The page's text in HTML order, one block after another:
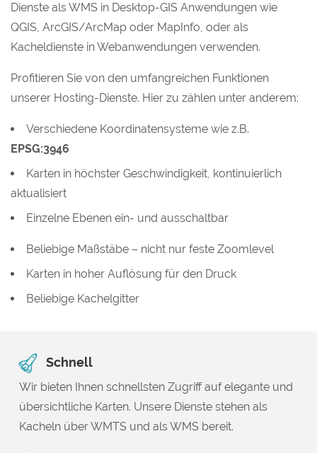
Dienste als WMS in Desktop-GIS Anwendungen wie
QGIS, ArcGIS/ArcMap oder MapInfo, oder als
Kacheldienste in Webanwendungen verwenden.
Profitieren Sie von den umfangreichen Funktionen
unserer Hosting-Dienste. Hier zu zählen unter anderem:
Verschiedene Koordinatensysteme wie z.B.
EPSG:3946
Karten in höchster Geschwindigkeit, kontinuierlich
aktualisiert
Einzelne Ebenen ein- und ausschaltbar
Beliebige Maßstäbe – nicht nur feste Zoomlevel
Karten in hoher Auflösung für den Druck
Beliebige Kachelgitter
Schnell
Wir bieten Ihnen schnellsten Zugriff auf elegante und
übersichtliche Karten. Unsere Dienste stehen als
Kacheln über WMTS und als WMS bereit.